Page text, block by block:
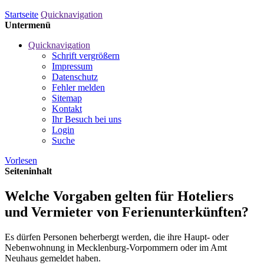
Startseite Quicknavigation
Untermenü
Quicknavigation
Schrift vergrößern
Impressum
Datenschutz
Fehler melden
Sitemap
Kontakt
Ihr Besuch bei uns
Login
Suche
Vorlesen
Seiteninhalt
Welche Vorgaben gelten für Hoteliers
und Vermieter von Ferienunterkünften?
Es dürfen Personen beherbergt werden, die ihre Haupt- oder
Nebenwohnung in Mecklenburg-Vorpommern oder im Amt
Neuhaus gemeldet haben.